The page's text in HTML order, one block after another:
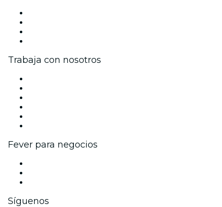
Trabaja con nosotros
Fever para negocios
Síguenos